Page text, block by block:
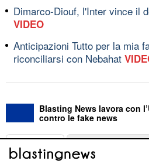
Dimarco-Diouf, l'Inter vince il
VIDEO
Anticipazioni Tutto per la mia
riconciliarsi con Nebahat
Blasting News lavora con
contro le fake news
ABOUT